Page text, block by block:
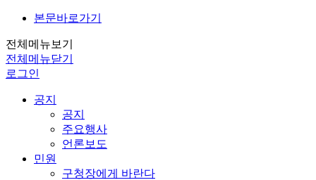
본문바로가기
전체메뉴보기
전체메뉴닫기
로그인
공지
공지
주요행사
언론보도
민원
구청장에게 바란다